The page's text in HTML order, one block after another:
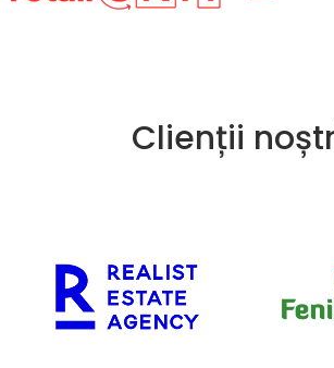
Clienții